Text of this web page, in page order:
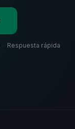
· Respuesta rápida